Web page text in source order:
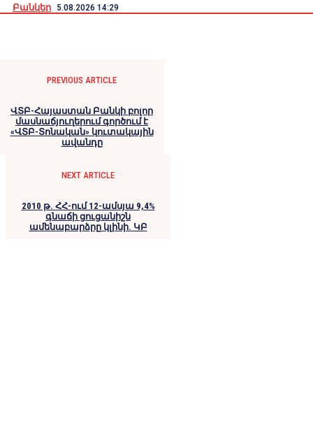
Բանկեր 5.08.2026 14:29
PREVIOUS ARTICLE
ՎՏԲ-Հայաստան Բանկի բոլոր
մասնաճյուղերում գործում է
«ՎՏԲ-Տոնական» կուտակային
ավանդը
NEXT ARTICLE
2010 թ. ՀՀ-ում 12-ամսյա 9,4%
գնաճի ցուցանիշն
ամենաբարձրը կլինի. ԿԲ